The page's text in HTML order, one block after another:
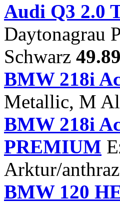
Audi Q3 2.0
Daytonagrau
Schwarz
BMW 218i
Metallic, M
BMW 218i
PREMIUM
Arktur/
BMW 120